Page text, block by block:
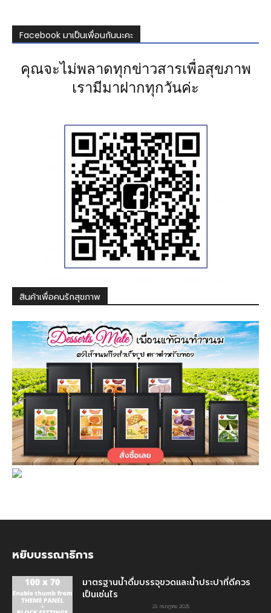
Facebook มาเป็นเพื่อนกันนะคะ
คุณจะไม่พลาดทุกข่าวสารเพื่อสุขภาพ
เรามีมาฝากทุกวันค่ะ
สินค้าเพื่อคนรักสุขภาพ
หยิบบรรณาธิการ
มาตรฐานน้ำดื่มบรรจุขวดและน้ำประปาที่ดีควร
เป็นเช่นไร
23 กรกฎาคม 2025